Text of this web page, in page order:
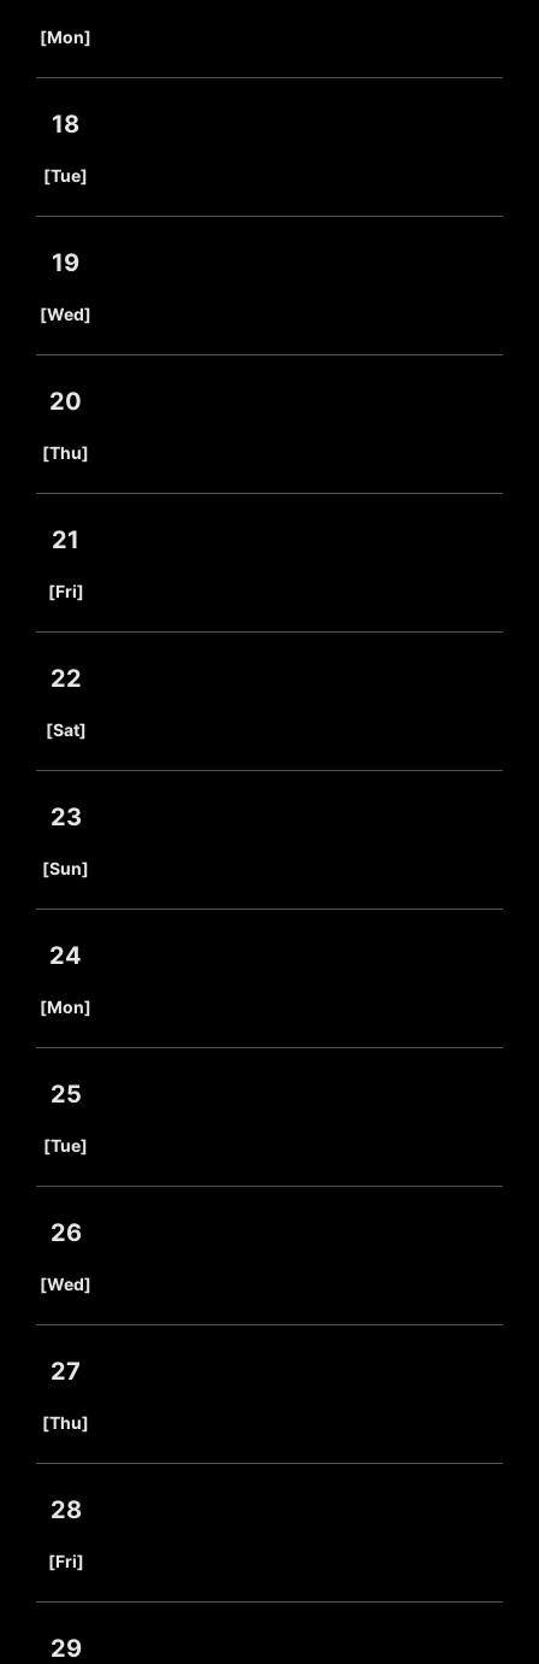
[Mon]
18
[Tue]
19
[Wed]
20
[Thu]
21
[Fri]
22
[Sat]
23
[Sun]
24
[Mon]
25
[Tue]
26
[Wed]
27
[Thu]
28
[Fri]
29